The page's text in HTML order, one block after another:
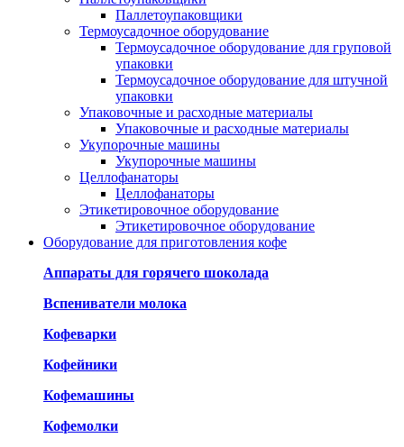
Паллетоупаковщики
Термоусадочное оборудование
Термоусадочное оборудование для груповой
упаковки
Термоусадочное оборудование для штучной
упаковки
Упаковочные и расходные материалы
Упаковочные и расходные материалы
Укупорочные машины
Укупорочные машины
Целлофанаторы
Целлофанаторы
Этикетировочное оборудование
Этикетировочное оборудование
Оборудование для приготовления кофе
Аппараты для горячего шоколада
Вспениватели молока
Кофеварки
Кофейники
Кофемашины
Кофемолки